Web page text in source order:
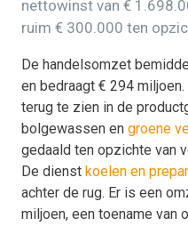
nettowinst van €
ruim € 300.000 ten
De handelsomzet
en bedraagt € 294
terug te zien in de
bolgewassen en groene
gedaald ten opzichte van
De dienst koelen en
achter de rug. Er is een
miljoen, een toename van